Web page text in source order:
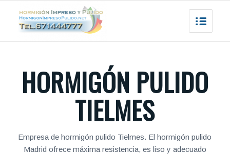
HORMIGÓN PULIDO
TIELMES
Empresa de hormigón pulido Tielmes. El hormigón pulido
Madrid ofrece máxima resistencia, es liso y adecuado